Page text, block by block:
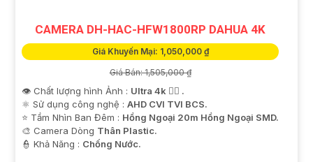
CAMERA DH-HAC-HFW1800RP DAHUA 4K
Giá Khuyến Mại: 1,050,000 ₫
Giá Bán: 1,505,000 ₫
👁 Chất lượng hình Ảnh : Ultra 4k 👍🏾 .
⚛️ Sử dụng công nghệ : AHD CVI TVI BCS.
⭐ Tầm Nhìn Ban Đêm : Hồng Ngoại 20m Hồng Ngoại SMD.
🎨 Camera Dòng Thân Plastic.
️👮 Khả Năng : Chống Nước.